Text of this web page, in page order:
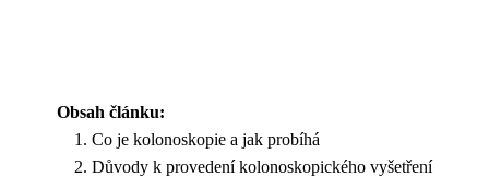
Obsah článku:
Co je kolonoskopie a jak probíhá
Důvody k provedení kolonoskopického vyšetření